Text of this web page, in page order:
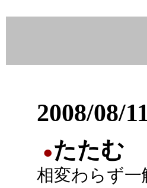
2008/08/
●たたむ
相変わらず